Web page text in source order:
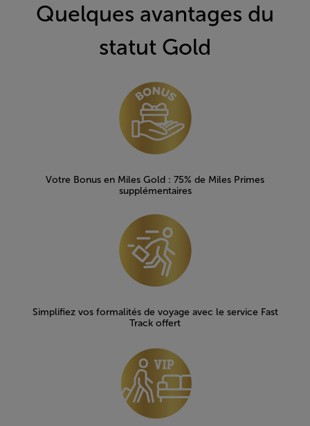
Quelques avantages du
statut Gold
Votre Bonus en Miles Gold : 75% de Miles Primes
supplémentaires
Simplifiez vos formalités de voyage avec le service Fast
Track offert